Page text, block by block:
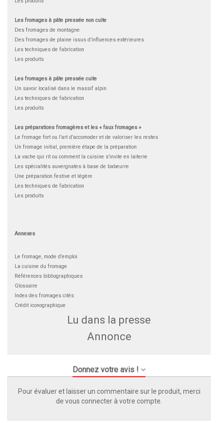
Les fromages à pâte pressée non cuite
Des fromages de montagne
Des fromages de plaine issus d’influences extérieures
Les techniques de fabrication
Les produits
Les fromages à pâte pressée cuite
Un savoir localisé dans le massif alpin
Les techniques de fabrication
Les produits
Les préparations fromagères et les « faux fromages »
Le fromage fort ou l’art d’accomoder et de valoriser les restes
Un fromage initial, première étape de la préparation
La vache qui rit ou comment la cuisine s’invite en laiterie
Les spécialités auvergnates à base de babeurre
Une préparation festive et légère
Les techniques de fabrication
Les produits
Annexes
Le fromage, mode d’emploi
La cuisine du fromage
Références bibliographiques
Glossaire
Index des fromages cités
Crédit iconographique
Lu dans la presse
Annonce
Donnez votre avis !
Pour évaluer et laisser un commentaire sur le produit, merci
de vous connecter à votre compte.